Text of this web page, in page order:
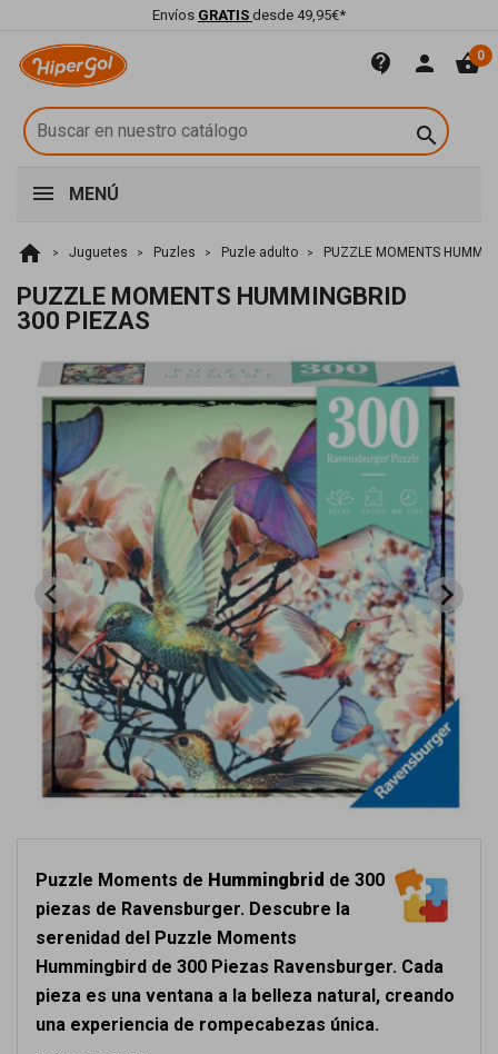
Envíos GRATIS desde 49,95€*
contact_support person shopping_basket0

MENÚ
home Juguetes Puzles Puzle adulto PUZZLE MOMENTS
PUZZLE MOMENTS HUMMINGBRID
300 PIEZAS
Puzzle Moments de Hummingbrid de 300
piezas de Ravensburger. Descubre la
serenidad del Puzzle Moments
Hummingbird de 300 Piezas Ravensburger. Cada
pieza es una ventana a la belleza natural, creando
una experiencia de rompecabezas única.